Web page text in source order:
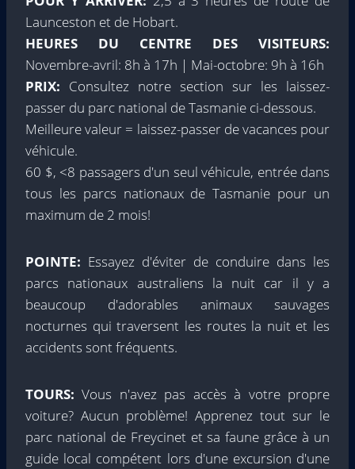
Launceston et de Hobart.
HEURES DU CENTRE DES VISITEURS:
Novembre-avril: 8h à 17h | Mai-octobre: ​​9h à 16h
PRIX: Consultez notre section sur les laissez-
passer du parc national de Tasmanie ci-dessous.
Meilleure valeur = laissez-passer de vacances pour
véhicule.
60 $, <8 passagers d'un seul véhicule, entrée dans
tous les parcs nationaux de Tasmanie pour un
maximum de 2 mois!
POINTE: Essayez d'éviter de conduire dans les
parcs nationaux australiens la nuit car il y a
beaucoup d'adorables animaux sauvages
nocturnes qui traversent les routes la nuit et les
accidents sont fréquents.
TOURS:Vous n'avez pas accès à votre propre
voiture? Aucun problème! Apprenez tout sur le
parc national de Freycinet et sa faune grâce à un
guide local compétent lors d'une excursion d'une